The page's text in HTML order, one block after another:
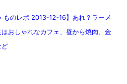
ものレポ 2013-12-16】あれ？ラーメ
おしゃれなカフェ、昼から焼肉、金
ど